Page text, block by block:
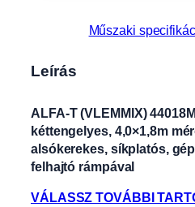
Műszaki
Leírás
ALFA-T (VLEMMIX)
kéttengelyes, 4,0×1,8m
alsókerekes, síkplatós,
felhajtó rámpával
VÁLASSZ TOVÁBBI